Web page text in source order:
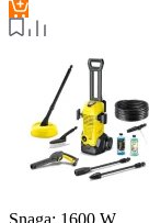
Snaga: 1600 W